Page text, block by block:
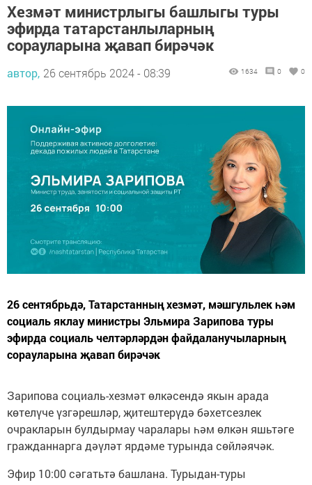
Хезмәт министрлыгы башлыгы туры
эфирда татарстанлыларның
сорауларына җавап бирәчәк
автор, 26 сентябрь 2024 - 08:39 1634 0 0
26 сентябрьдә, Татарстанның хезмәт, мәшгульлек һәм
социаль яклау министры Эльмира Зарипова туры
эфирда социаль челтәрләрдән файдаланучыларның
сорауларына җавап бирәчәк
Зарипова социаль-хезмәт өлкәсендә якын арада
көтелүче үзгәрешләр, җитештерүдә бәхетсезлек
очракларын булдырмау чаралары һәм өлкән яшьтәге
гражданнарга дәүләт ярдәме турында сөйләячәк.
Эфир 10:00 сәгатьтә башлана. Турыдан-туры